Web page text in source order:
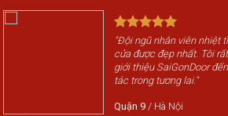
"Đội ngũ nhân viên nhiệt
cửa được đẹp nhất. Tôi
giới thiệu SaiGonDoor
tác trong tương lai."
Quận 9 / Hà Nội